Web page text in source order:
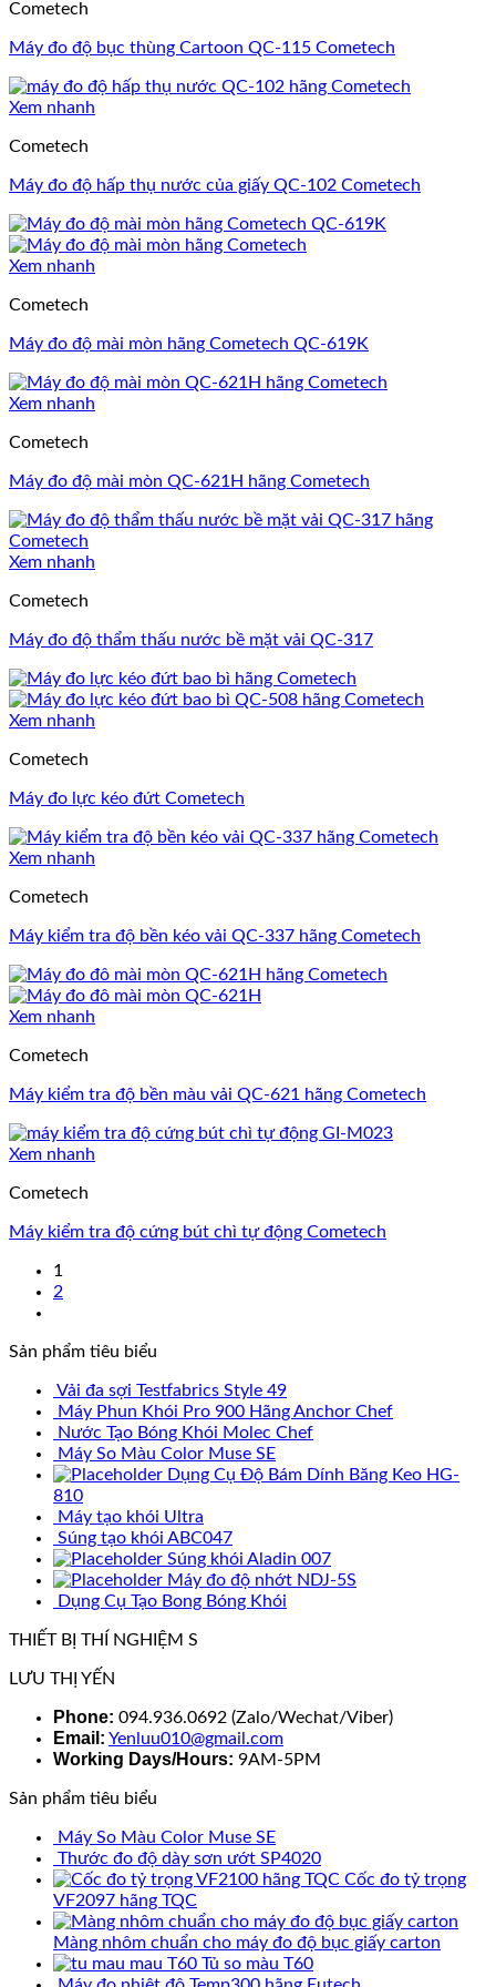
Cometech
Máy đo độ bục thùng Cartoon QC-115 Cometech
Xem nhanh
Cometech
Máy đo độ hấp thụ nước của giấy QC-102 Cometech
Xem nhanh
Cometech
Máy đo độ mài mòn hãng Cometech QC-619K
Xem nhanh
Cometech
Máy đo độ mài mòn QC-621H hãng Cometech
Xem nhanh
Cometech
Máy đo độ thẩm thấu nước bề mặt vải QC-317
Xem nhanh
Cometech
Máy đo lực kéo đứt Cometech
Xem nhanh
Cometech
Máy kiểm tra độ bền kéo vải QC-337 hãng Cometech
Xem nhanh
Cometech
Máy kiểm tra độ bền màu vải QC-621 hãng Cometech
Xem nhanh
Cometech
Máy kiểm tra độ cứng bút chì tự động Cometech
1
2
Sản phẩm tiêu biểu
Vải đa sợi Testfabrics Style 49
Máy Phun Khói Pro 900 Hãng Anchor Chef
Nước Tạo Bóng Khói Molec Chef
Máy So Màu Color Muse SE
Dụng Cụ Độ Bám Dính Băng Keo HG-
810
Máy tạo khói Ultra
Súng tạo khói ABC047
Súng khói Aladin 007
Máy đo độ nhớt NDJ-5S
Dụng Cụ Tạo Bong Bóng Khói
THIẾT BỊ THÍ NGHIỆM S
LƯU THỊ YẾN
Phone: 094.936.0692 (Zalo/Wechat/Viber)
Email: Yenluu010@gmail.com
Working Days/Hours: 9AM-5PM
Sản phẩm tiêu biểu
Máy So Màu Color Muse SE
Thước đo độ dày sơn ướt SP4020
Cốc đo tỷ trọng
VF2097 hãng TQC
Màng nhôm chuẩn cho máy đo độ bục giấy carton
Tủ so màu T60